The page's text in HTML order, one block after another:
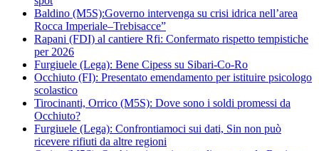
Baldino (M5S):Governo intervenga su crisi idrica nell’area
Rocca Imperiale–Trebisacce”
Rapani (FDI) al cantiere Rfi: Confermato rispetto tempistiche
per 2026
Furgiuele (Lega): Bene Cipess su Sibari-Co-Ro
Occhiuto (FI): Presentato emendamento per istituire psicologo
scolastico
Tirocinanti, Orrico (M5S): Dove sono i soldi promessi da
Occhiuto?
Furgiuele (Lega): Confrontiamoci sui dati, Sin non può
ricevere rifiuti da altre regioni